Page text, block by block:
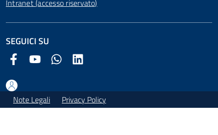
Intranet (accesso riservato)
SEGUICI SU
Facebook Comune di Arezzo
Youtube Comune di Arezzo
Twitter Comune di Arezzo
Note Legali Privacy Policy